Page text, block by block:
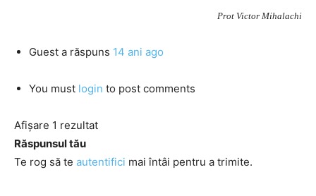
Prot Victor Mihalachi
Guest a răspuns 14 ani ago
You must login to post comments
Afișare 1 rezultat
Răspunsul tău
Te rog să te autentifici mai întâi pentru a trimite.